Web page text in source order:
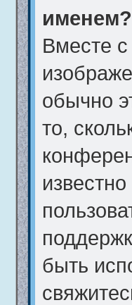
именем?
Вместе с
обычно
то,
быть